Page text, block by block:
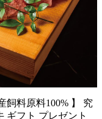
飼料原料100% 】 究
ギフト プレゼント